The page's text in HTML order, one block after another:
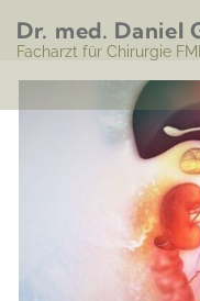
Inhalt
springen
Dr. med. Daniel
Facharzt für Chirurgie